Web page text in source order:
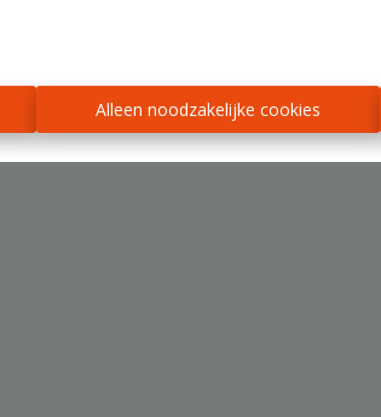
Alleen noodzakelijke cookies